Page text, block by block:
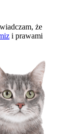
że
i prawami